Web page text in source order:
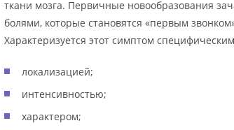
ткани мозга. Первичные новообразования
болями, которые становятся «первым
Характеризуется этот симптом
локализацией;
интенсивностью;
характером;